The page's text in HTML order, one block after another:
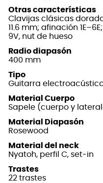
Otras características
Clavijas clásicas
11.6 mm; afinación
9V, nut de hueso
Radio diapasón
400 mm
Tipo
Guitarra
Material Cuerpo
Sapele (cuerpo y
Material Diapasón
Rosewood
Material del neck
Nyatoh, perfil C, set-in
Trastes
22 trastes